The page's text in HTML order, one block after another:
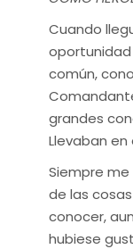
Cuando
común,
grandes
Llevaban
Siempre
de las
conocer,
hubiese